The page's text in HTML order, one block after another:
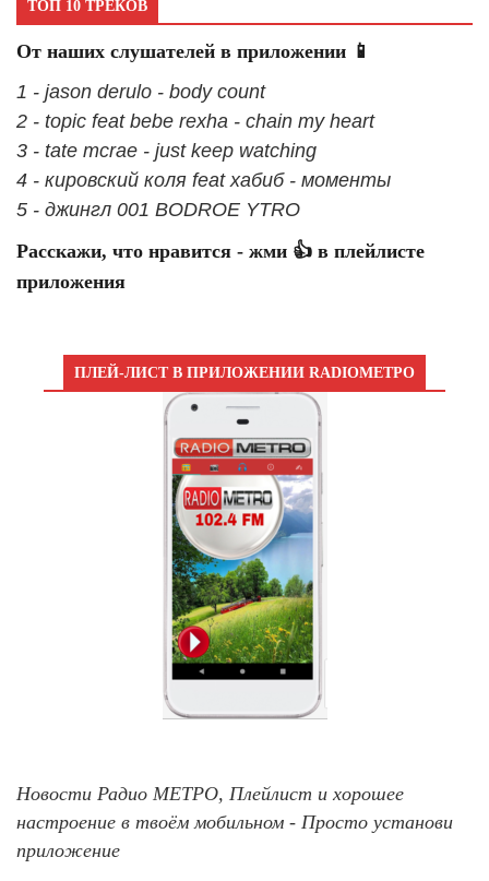
ТОП 10 ТРЕКОВ
От наших слушателей в приложении 📱
1 - jason derulo - body count
2 - topic feat bebe rexha - chain my heart
3 - tate mcrae - just keep watching
4 - кировский коля feat хабиб - моменты
5 - джингл 001 BODROE YTRO
Расскажи, что нравится - жми 👍 в плейлисте
приложения
ПЛЕЙ-ЛИСТ В ПРИЛОЖЕНИИ RADIOМЕТРО
Новости Радио МЕТРО, Плейлист и хорошее
настроение в твоём мобильном - Просто установи
приложение